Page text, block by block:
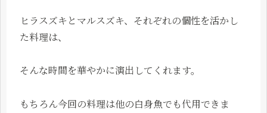
ヒラスズキとマルスズキ、それぞれの個性を活かし
た料理は、
そんな時間を華やかに演出してくれます。
もちろん今回の料理は他の白身魚でも代用できま